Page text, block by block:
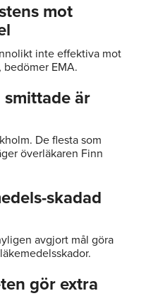
mot
inte effektiva mot
bedömer EMA.
smittade är
De flesta som
överläkaren Finn
skadad
avgjort mål göra
gör extra